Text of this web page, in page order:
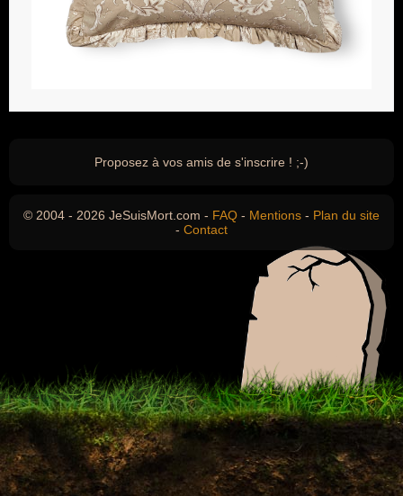
Proposez à vos amis de s'inscrire ! ;-)
© 2004 - 2026 JeSuisMort.com - FAQ - Mentions - Plan du site
- Contact